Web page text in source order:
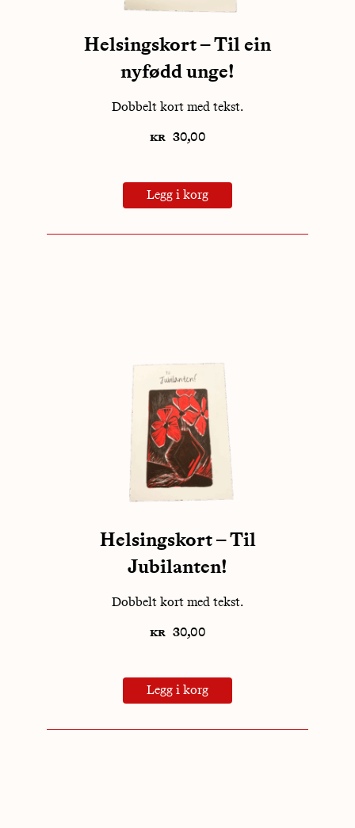
Helsingskort – Til ein
nyfødd unge!
Dobbelt kort med tekst.
kr 30,00
Legg i korg
Helsingskort – Til
Jubilanten!
Dobbelt kort med tekst.
kr 30,00
Legg i korg